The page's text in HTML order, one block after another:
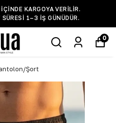
KARGOYA VERILIR.
1–3 IŞ GÜNÜDÜR.
0
Şort